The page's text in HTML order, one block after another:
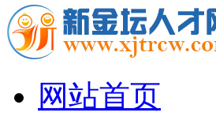
网站首页